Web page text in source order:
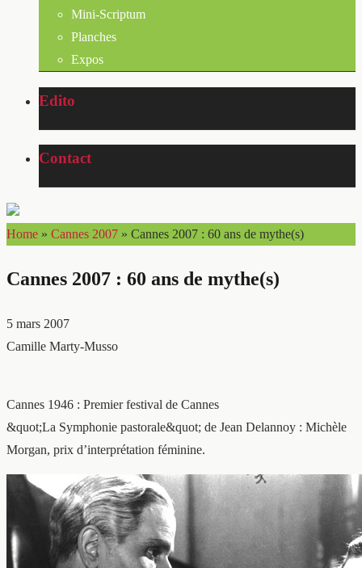
Mini-Scriptum
Planches
Expos
Edito
Contact
Home » Cannes 2007 » Cannes 2007 : 60 ans de mythe(s)
Cannes 2007 : 60 ans de mythe(s)
5 mars 2007
Camille Marty-Musso
Cannes 1946 : Premier festival de Cannes
&quot;La Symphonie pastorale&quot; de Jean Delannoy : Michèle
Morgan, prix d’interprétation féminine.